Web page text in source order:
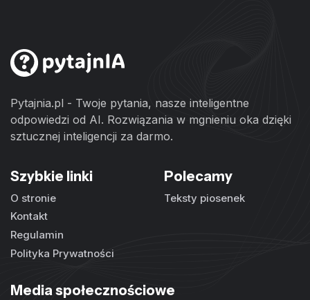
Pytajnia.pl - Twoje pytania, nasze inteligentne
odpowiedzi od AI. Rozwiązania w mgnieniu oka dzięki
sztucznej inteligencji za darmo.
Szybkie linki
O stronie
Kontakt
Regulamin
Polityka Prywatności
Polecamy
Teksty piosenek
Media społecznościowe